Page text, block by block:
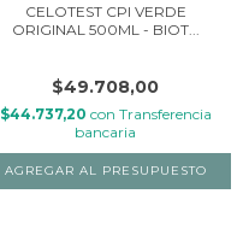
CELOTEST CPI VERDE
ORIGINAL 500ML - BIOT...
$49.708,00
$44.737,20 con Transferencia
bancaria